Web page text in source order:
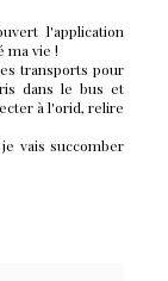
l'application
ma vie !
transports pour
dans le bus et
à l'orid, relire
vais succomber